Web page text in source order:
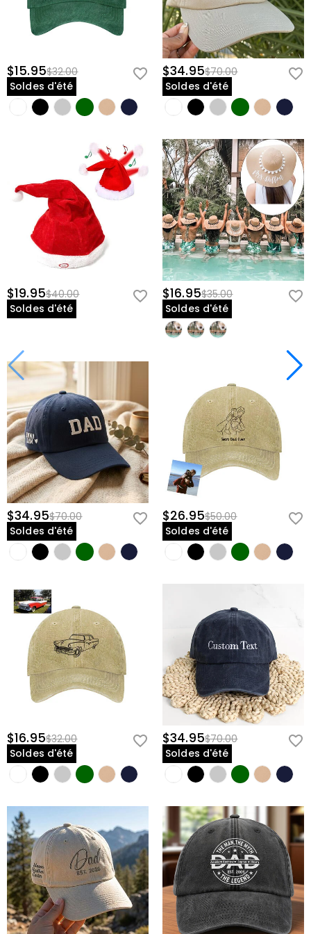
$15.95$32.00
Soldes d'été
$34.95$70.00
Soldes d'été
$19.95$40.00
Soldes d'été
$16.95$35.00
Soldes d'été
$34.95$70.00
Soldes d'été
$26.95$50.00
Soldes d'été
$16.95$32.00
Soldes d'été
$34.95$70.00
Soldes d'été